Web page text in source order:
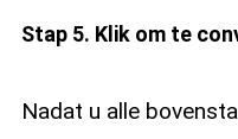
Stap 5. Klik om te
Nadat u alle